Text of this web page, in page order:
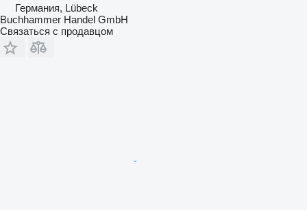
Германия, Lübeck
Buchhammer Handel GmbH
Связаться с продавцом